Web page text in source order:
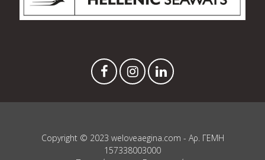
Copyright © 2023 weloveaegina.com - Αρ. ΓΕΜΗ
157338003000